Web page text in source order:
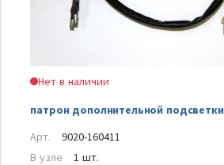
Нет в наличии
патрон дополнительной подсветки
Арт.
9020-160411
В узле
1 шт.